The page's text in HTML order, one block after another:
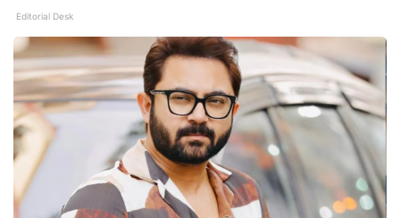
Editorial Desk